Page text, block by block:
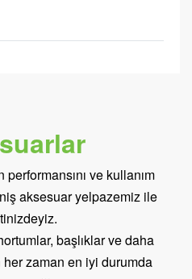
ve kullanım
aksesuar yelpazemiz ile
başlıklar ve daha
zaman en iyi durumda